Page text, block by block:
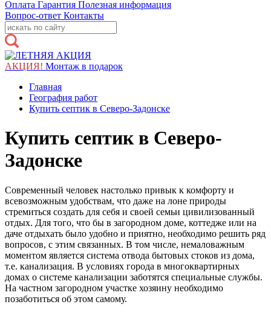
Оплата Гарантия Полезная информация
Вопрос-ответ Контакты
АКЦИЯ! Монтаж в подарок
Главная
География работ
Купить септик в Северо-Задонске
Купить септик в Северо-
Задонске
Современный человек настолько привык к комфорту и
всевозможным удобствам, что даже на лоне природы
стремиться создать для себя и своей семьи цивилизованный
отдых. Для того, что бы в загородном доме, коттедже или на
даче отдыхать было удобно и приятно, необходимо решить ряд
вопросов, с этим связанных. В том числе, немаловажным
моментом является система отвода бытовых стоков из дома,
т.е. канализация. В условиях города в многоквартирных
домах о системе канализации заботятся специальные службы.
На частном загородном участке хозяину необходимо
позаботиться об этом самому.